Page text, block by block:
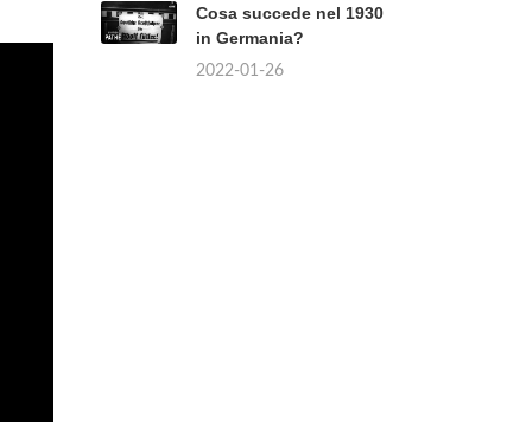
Cosa succede nel 1930
in Germania?
2022-01-26